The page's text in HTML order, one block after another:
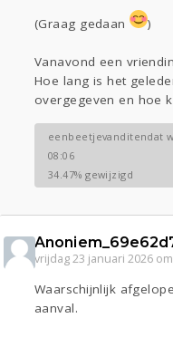
(Graag gedaan )
Vanavond een
Hoe lang is het
overgegeven en hoe
eenbeetjevanditendat
08:06
34.47% gewijzigd
vrijdag 23 januari 2026
Waarschijnlijk
aanval.